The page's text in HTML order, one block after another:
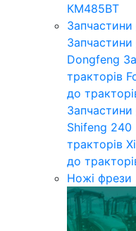
КМ485ВТ
Запчастини
Запчастини
Dongfeng
тракторів
до
Запчастини
Shifeng 240
тракторів
до
Ножі фрези